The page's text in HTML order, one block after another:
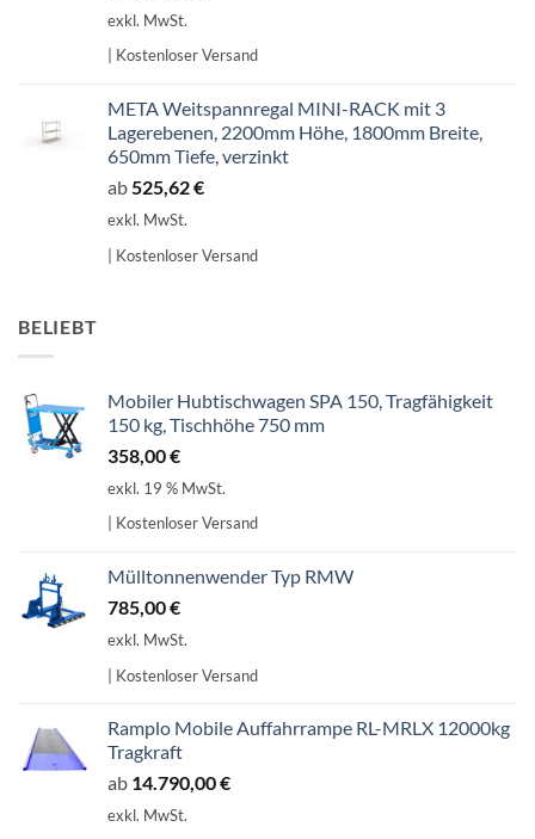
exkl. MwSt.
| Kostenloser Versand
META Weitspannregal MINI-RACK mit 3
Lagerebenen, 2200mm Höhe, 1800mm Breite,
650mm Tiefe, verzinkt
ab525,62€
exkl. MwSt.
| Kostenloser Versand
BELIEBT
Mobiler Hubtischwagen SPA 150, Tragfähigkeit
150 kg, Tischhöhe 750 mm
358,00€
exkl. 19 % MwSt.
| Kostenloser Versand
Mülltonnenwender Typ RMW
785,00€
exkl. MwSt.
| Kostenloser Versand
Ramplo Mobile Auffahrrampe RL-MRLX 12000kg
Tragkraft
ab 14.790,00€
exkl. MwSt.